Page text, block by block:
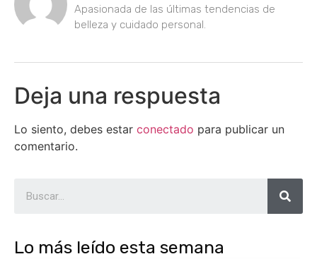
Apasionada de las últimas tendencias de
belleza y cuidado personal.
Deja una respuesta
Lo siento, debes estar conectado para publicar un
comentario.
Lo más leído esta semana